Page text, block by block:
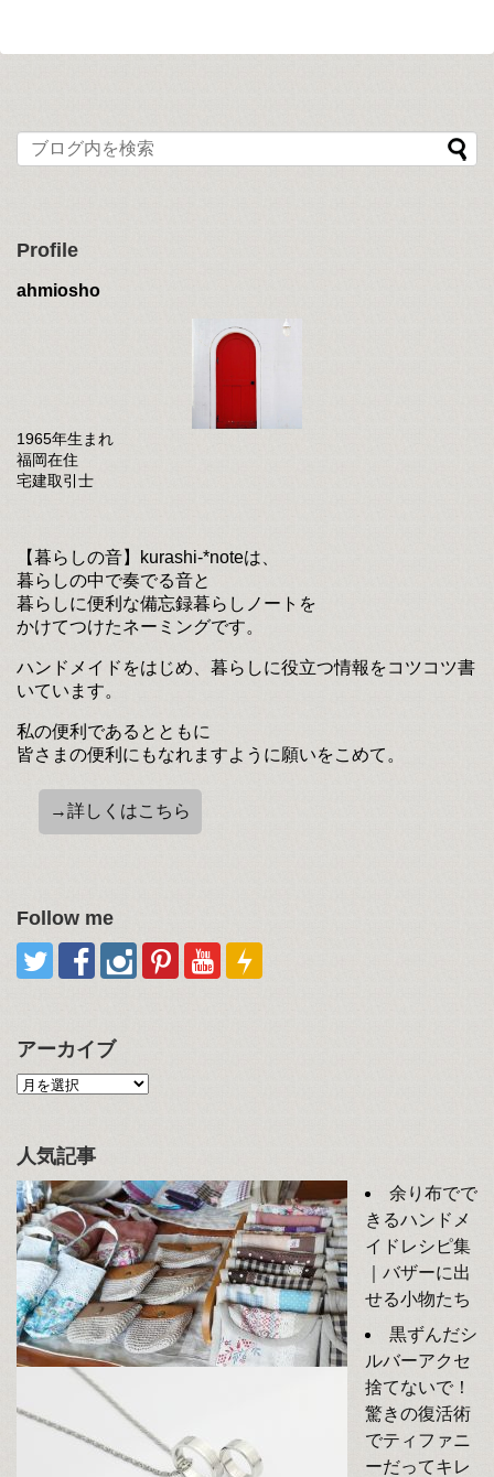
Profile
ahmiosho
1965年生まれ
福岡在住
宅建取引士
【暮らしの音】kurashi-*noteは、
暮らしの中で奏でる音と
暮らしに便利な備忘録暮らしノートを
かけてつけたネーミングです。
ハンドメイドをはじめ、暮らしに役立つ情報をコツコツ書
いています。
私の便利であるとともに
皆さまの便利にもなれますように願いをこめて。
→詳しくはこちら
Follow me
アーカイブ
人気記事
余り布でで
きるハンドメ
イドレシピ集
｜バザーに出
せる小物たち
黒ずんだシ
ルバーアクセ
捨てないで！
驚きの復活術
でティファニ
ーだってキレ